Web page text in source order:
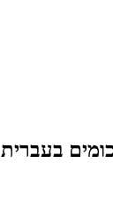
בעברית